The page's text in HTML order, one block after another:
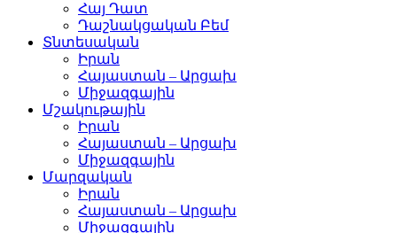
Հայ Դատ
Դաշնակցական Բեմ
Տնտեսական
Իրան
Հայաստան – Արցախ
Միջազգային
Մշակութային
Իրան
Հայաստան – Արցախ
Միջազգային
Մարզական
Իրան
Հայաստան – Արցախ
Միջազգային